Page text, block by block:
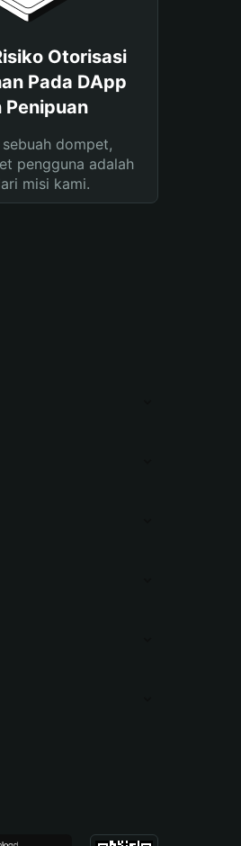
Otorisasi
Pada DApp
Penipuan
dompet,
pengguna adalah
misi kami.